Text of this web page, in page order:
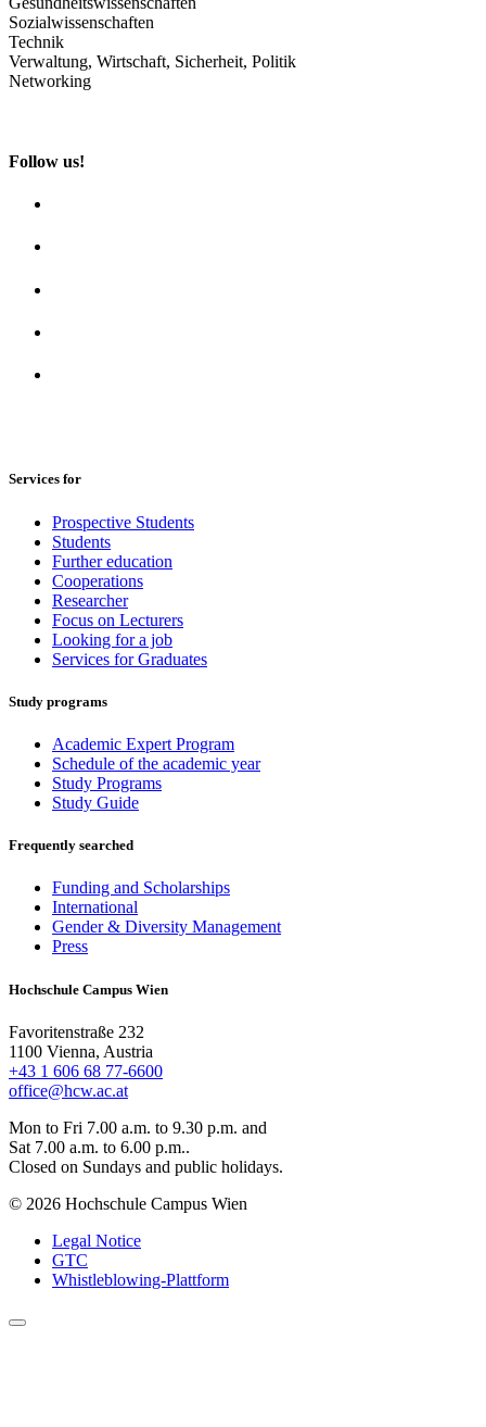
Sozialwissenschaften
Technik
Verwaltung, Wirtschaft, Sicherheit, Politik
Networking
Follow us!
Services for
Prospective Students
Students
Further education
Cooperations
Researcher
Focus on Lecturers
Looking for a job
Services for Graduates
Study programs
Academic Expert Program
Schedule of the academic year
Study Programs
Study Guide
Frequently searched
Funding and Scholarships
International
Gender & Diversity Management
Press
Hochschule Campus Wien
Favoritenstraße 232
1100 Vienna, Austria
+43 1 606 68 77-6600
office@hcw.ac.at
Mon to Fri 7.00 a.m. to 9.30 p.m. and
Sat 7.00 a.m. to 6.00 p.m..
Closed on Sundays and public holidays.
© 2026 Hochschule Campus Wien
Legal Notice
GTC
Whistleblowing-Plattform